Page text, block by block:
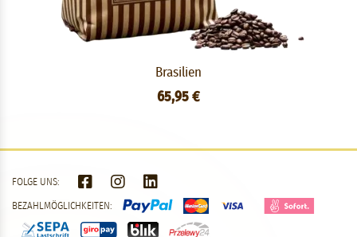
Brasilien
65,95 €
FOLGE UNS:
BEZAHLMÖGLICHKEITEN: